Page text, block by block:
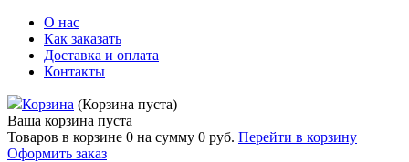
О нас
Как заказать
Доставка и оплата
Контакты
Корзина (Корзина пуста)
Ваша корзина пуста
Товаров в корзине 0 на сумму 0 руб. Перейти в корзину
Оформить заказ